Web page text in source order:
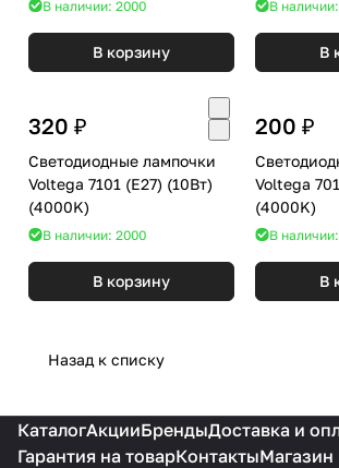
В наличии: 2000
В корзину
В
В
320 ₽
Светодиодные лампочки
Voltega 7101 (E27) (10Вт)
(4000K)
В наличии: 2000
В корзину
200 ₽
Voltega 7018
(4000K)
В
В
Назад к списку
КаталогАкцииБрендыДоставка и
Гарантия на товарКонтактыМагазин